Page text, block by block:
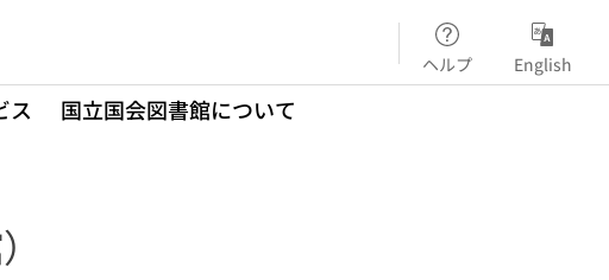
ヘルプ English
ス 国立国会図書館について